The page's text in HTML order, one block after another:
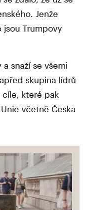
Jenže
Trumpovy
snaží se všemi
skupina lídrů
cíle, které pak
včetně Česka